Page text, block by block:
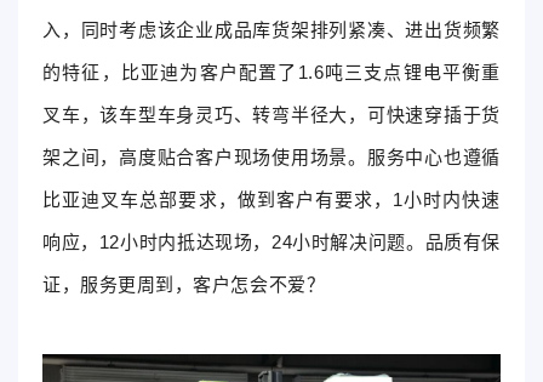
入，同时考虑该企业成品库货架排列紧凑、进出货频繁
的特征，比亚迪为客户配置了1.6吨三支点锂电平衡重
叉车，该车型车身灵巧、转弯半径大，可快速穿插于货
架之间，高度贴合客户现场使用场景。服务中心也遵循
比亚迪叉车总部要求，做到客户有要求，1小时内快速
响应，12小时内抵达现场，24小时解决问题。品质有保
证，服务更周到，客户怎会不爱？